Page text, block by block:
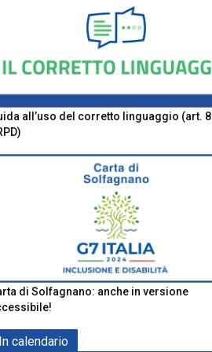
all’uso del corretto linguaggio (art. 8
di Solfagnano: anche in versione
In calendario